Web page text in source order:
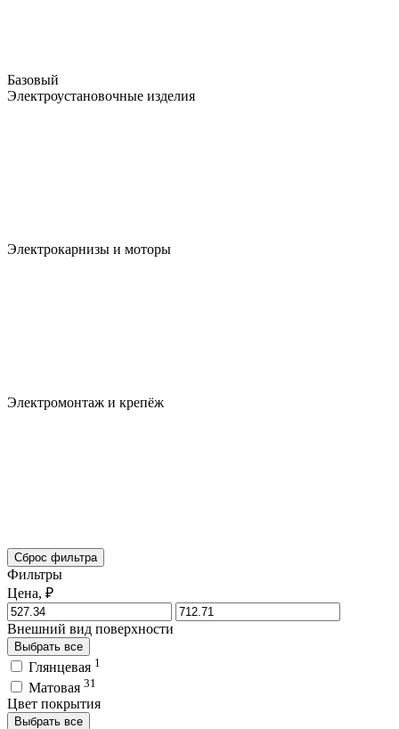
Базовый
Электроустановочные изделия
Электрокарнизы и моторы
Электромонтаж и крепёж
Сброс фильтра
Фильтры
Цена, ₽
Внешний вид поверхности
Выбрать все
Глянцевая 1
Матовая 31
Цвет покрытия
Выбрать все